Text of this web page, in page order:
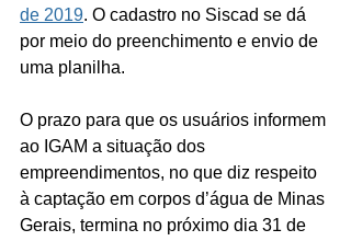
de 2019. O cadastro no Siscad se dá
por meio do preenchimento e envio de
uma planilha.
O prazo para que os usuários informem
ao IGAM a situação dos
empreendimentos, no que diz respeito
à captação em corpos d’água de Minas
Gerais, termina no próximo dia 31 de